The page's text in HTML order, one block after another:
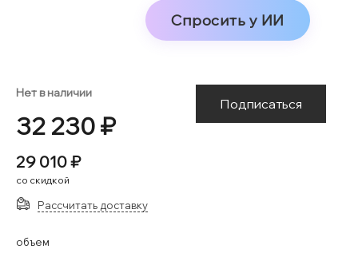
Спросить у ИИ
Нет в наличии
32 230 ₽
29 010 ₽
со скидкой
Подписаться
Рассчитать доставку
объем